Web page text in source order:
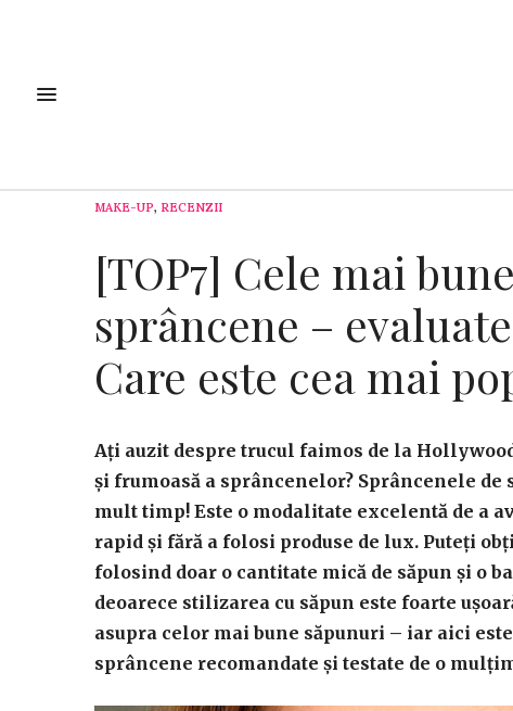
MAKE-UP, RECENZII
[TOP7] Cele mai
sprâncene –
Care este cea mai
Ați auzit despre trucul faimos de la
și frumoasă a sprâncenelor? Sprâncenele de
mult timp! Este o modalitate excelentă de a
rapid și fără a folosi produse de lux. Puteți
folosind doar o cantitate mică de săpun și o
deoarece stilizarea cu săpun este foarte
asupra celor mai bune săpunuri – iar aici
sprâncene recomandate și testate de o